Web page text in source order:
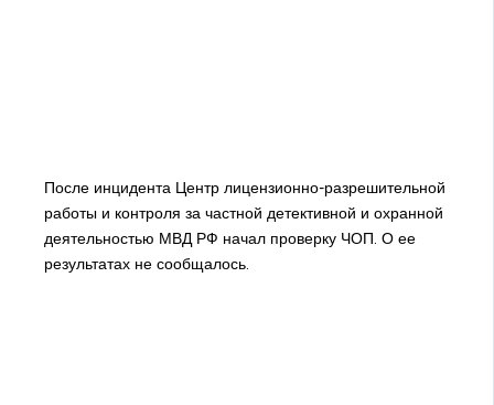
После инцидента Центр лицензионно-разрешительной
работы и контроля за частной детективной и охранной
деятельностью МВД РФ начал проверку ЧОП. О ее
результатах не сообщалось.